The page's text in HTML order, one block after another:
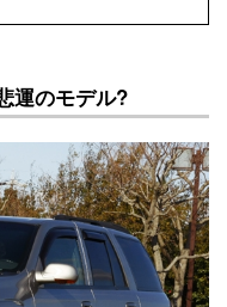
運のモデル?